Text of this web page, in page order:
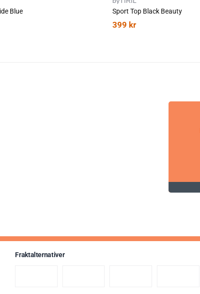
Blue Sport Top Black Beauty
399 kr
Fraktalternativer